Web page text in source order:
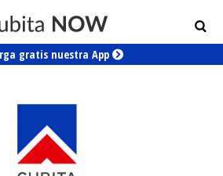
gratis nuestra App